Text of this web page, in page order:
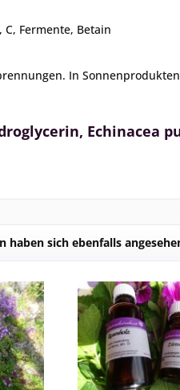
Fermente, Betain
In
Echinacea
haben sich ebenfalls